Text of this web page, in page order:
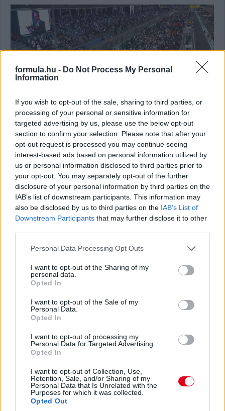
formula.hu - Do Not Process My Personal
Information
If you wish to opt-out of the sale, sharing to third parties, or
processing of your personal or sensitive information for
targeted advertising by us, please use the below opt-out
section to confirm your selection. Please note that after your
opt-out request is processed you may continue seeing
interest-based ads based on personal information utilized by
us or personal information disclosed to third parties prior to
your opt-out. You may separately opt-out of the further
disclosure of your personal information by third parties on the
IAB’s list of downstream participants. This information may
also be disclosed by us to third parties on the IAB’s List of
Downstream Participants that may further disclose it to other
Please note that this website/app uses one or more Google
not limited to your visit or usage behaviour. You may click to
grant or deny consent to Google and its third-party tags to
use your data for below specified purposes in below Google
consent section.
Personal Data Processing Opt Outs
I want to opt-out of the Sharing of my
personal data.
Opted In
I want to opt-out of the Sale of my
Personal Data.
Opted In
I want to opt-out of processing my
Personal Data for Targeted Advertising.
Opted In
I want to opt-out of Collection, Use,
Retention, Sale, and/or Sharing of my
Personal Data that Is Unrelated with the
Purposes for which it was collected.
Opted Out
17:23
Max Verstappen időmérős műszaki hibájával és Charles
Leclerc motorbüntetésével szokatlan képet mutat a 18 órakor
startoló futam rajtrácsa: